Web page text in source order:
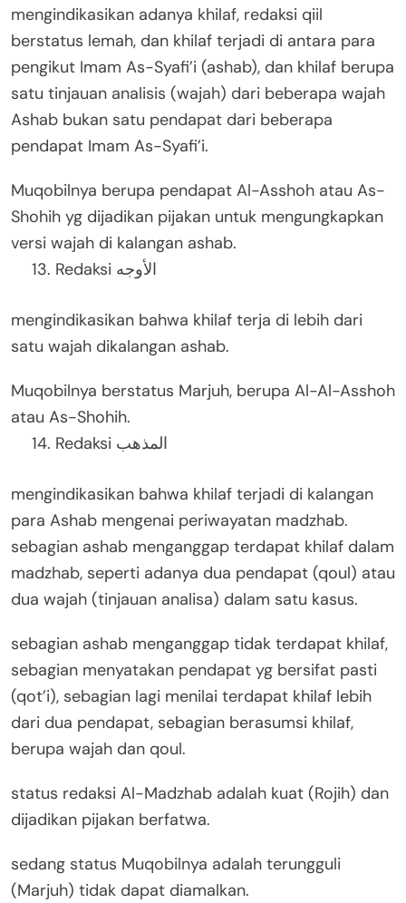
mengindikasikan adanya khilaf, redaksi qiil
berstatus lemah, dan khilaf terjadi di antara para
pengikut Imam As-Syafi’i (ashab), dan khilaf berupa
satu tinjauan analisis (wajah) dari beberapa wajah
Ashab bukan satu pendapat dari beberapa
pendapat Imam As-Syafi’i.
Muqobilnya berupa pendapat Al-Asshoh atau As-
Shohih yg dijadikan pijakan untuk mengungkapkan
versi wajah di kalangan ashab.
Redaksi الأوجه
mengindikasikan bahwa khilaf terja di lebih dari
satu wajah dikalangan ashab.
Muqobilnya berstatus Marjuh, berupa Al-Al-Asshoh
atau As-Shohih.
Redaksi المذهب
mengindikasikan bahwa khilaf terjadi di kalangan
para Ashab mengenai periwayatan madzhab.
sebagian ashab menganggap terdapat khilaf dalam
madzhab, seperti adanya dua pendapat (qoul) atau
dua wajah (tinjauan analisa) dalam satu kasus.
sebagian ashab menganggap tidak terdapat khilaf,
sebagian menyatakan pendapat yg bersifat pasti
(qot’i), sebagian lagi menilai terdapat khilaf lebih
dari dua pendapat, sebagian berasumsi khilaf,
berupa wajah dan qoul.
status redaksi Al-Madzhab adalah kuat (Rojih) dan
dijadikan pijakan berfatwa.
sedang status Muqobilnya adalah terungguli
(Marjuh) tidak dapat diamalkan.